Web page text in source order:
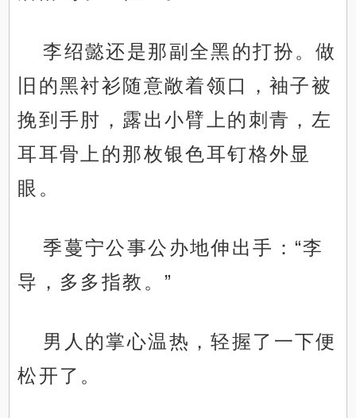
李绍懿还是那副全黑的打扮。做
旧的黑衬衫随意敞着领口，袖子被
挽到手肘，露出小臂上的刺青，左
耳耳骨上的那枚银色耳钉格外显
眼。
季蔓宁公事公办地伸出手：“李
导，多多指教。”
男人的掌心温热，轻握了一下便
松开了。